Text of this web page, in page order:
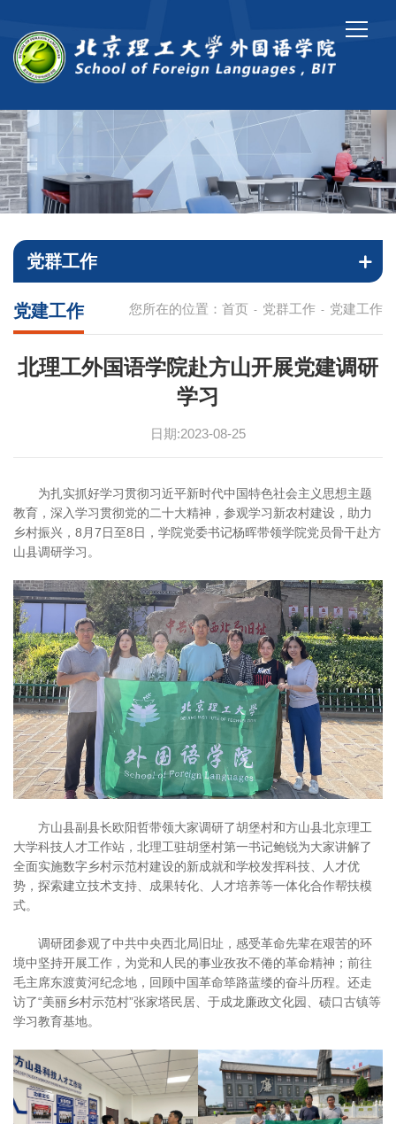
党群工作
您所在的位置： 首页 - 党群工作 - 党建工作
党建工作
北理工外国语学院赴方山开展党建调研
学习
日期:2023-08-25
为扎实抓好学习贯彻习近平新时代中国特色社会主义思想主题
教育，深入学习贯彻党的二十大精神，参观学习新农村建设，助力
乡村振兴，8月7日至8日，学院党委书记杨晖带领学院党员骨干赴方
山县调研学习。
方山县副县长欧阳哲带领大家调研了胡堡村和方山县北京理工
大学科技人才工作站，北理工驻胡堡村第一书记鲍锐为大家讲解了
全面实施数字乡村示范村建设的新成就和学校发挥科技、人才优
势，探索建立技术支持、成果转化、人才培养等一体化合作帮扶模
式。
调研团参观了中共中央西北局旧址，感受革命先辈在艰苦的环
境中坚持开展工作，为党和人民的事业孜孜不倦的革命精神；前往
毛主席东渡黄河纪念地，回顾中国革命筚路蓝缕的奋斗历程。还走
访了“美丽乡村示范村”张家塔民居、于成龙廉政文化园、碛口古镇等
学习教育基地。